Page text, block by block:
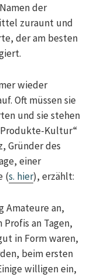
der
zuraunt und
der am besten
wieder
Oft müssen sie
und sie stehen
Kultur“
Gründer des
einer
(s. hier), erzählt:
Amateure an,
an Tagen,
in Form waren,
beim ersten
willigen ein,